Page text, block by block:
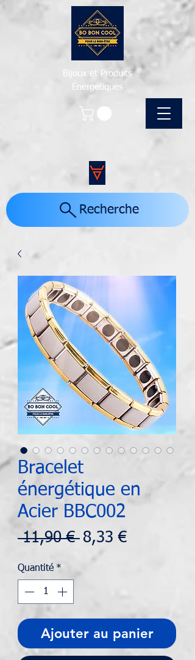
Bijoux et Produits
Énergétiques
Recherche
Bracelet
énergétique en
Acier BBC002
11,90 € Prix
original
8,33 €Prix
Quantité *
Ajouter au panier